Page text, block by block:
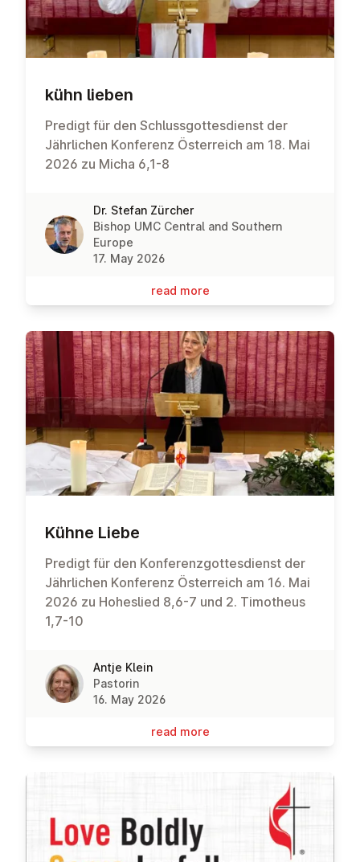
kühn lieben
Predigt für den Schlussgottesdienst der
Jährlichen Konferenz Österreich am 18. Mai
2026 zu Micha 6,1-8
Dr. Stefan Zürcher
Bishop UMC Central and Southern
Europe
17. May 2026
read more
Kühne Liebe
Predigt für den Konferenzgottesdienst der
Jährlichen Konferenz Österreich am 16. Mai
2026 zu Hoheslied 8,6-7 und 2. Timotheus
1,7-10
Antje Klein
Pastorin
16. May 2026
read more